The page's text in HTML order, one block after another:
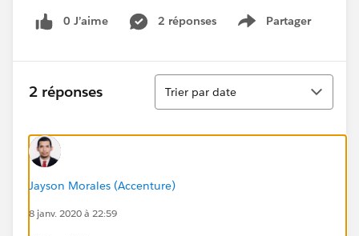
0 J’aime 2 réponses Partager
Show menu
2 réponses
Tri
Trier par date
Jayson Morales (Accenture)
8 janv. 2020 à 22:59